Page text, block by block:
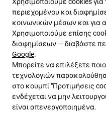
Περιγραφή και προδιαγραφές
Μπαταρία
Watch 3 38mm
Cellular
περιεχομένου και
κοινωνικών μέσων και για
Χρησιμοποιούμε επίσης
διαφημίσεων — διαβάστε
Google.
Μπορείτε να επιλέξετε
τεχνολογιών
στο κουμπί "Προτιμήσεις
ενδέχεται να μην
είναι απενεργοποιημένα.